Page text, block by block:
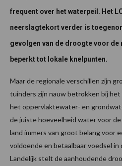
frequent over het waterpeil. Het
neerslagtekort verder is
gevolgen van de droogte voor de
beperkt tot lokale knelpunten.
Maar de regionale verschillen zijn
tuinders zijn nauw betrokken bij
het oppervlaktewater- en
de juiste hoeveelheid water voor
land immers van groot belang voor
voldoende en betaalbaar voedsel in
Landelijk stelt de aanhoudende